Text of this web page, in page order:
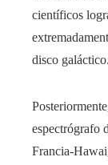
científicos
disco galáctico.
espectrógrafo
Francia-